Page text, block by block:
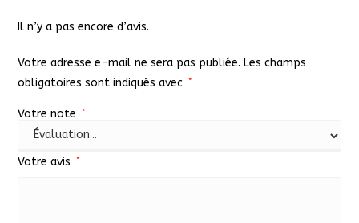
Il n’y a pas encore d’avis.
Votre adresse e-mail ne sera pas publiée. Les champs
obligatoires sont indiqués avec
*
Votre note *
Votre avis *